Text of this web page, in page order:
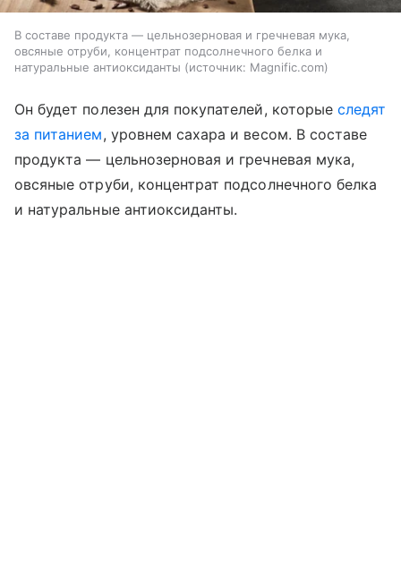
В составе продукта — цельнозерновая и гречневая мука,
овсяные отруби, концентрат подсолнечного белка и
натуральные антиоксиданты
источник: Magnific.com
Он будет полезен для покупателей, которыеследят
за питанием, уровнем сахара и весом. В составе
продукта — цельнозерновая и гречневая мука,
овсяные отруби, концентрат подсолнечного белка
и натуральные антиоксиданты.